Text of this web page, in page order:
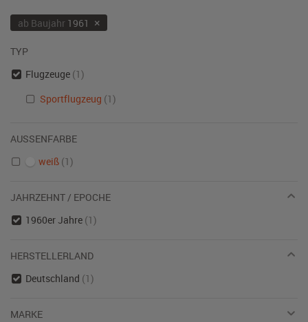
ab Baujahr1961 ×
TYP
Flugzeuge (1)
Sportflugzeug (1)
AUSSENFARBE
weiß (1)
JAHRZEHNT / EPOCHE
1960er Jahre (1)
HERSTELLERLAND
Deutschland (1)
MARKE